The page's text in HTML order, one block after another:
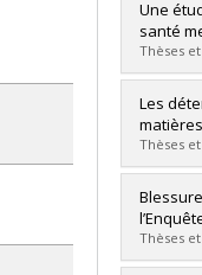
Cycle :
Grade :
Lien
Une
santé
Thèses
Cycle :
Grade :
Lien
Les
Thèses
Cycle :
Grade :
Lien
Thèses